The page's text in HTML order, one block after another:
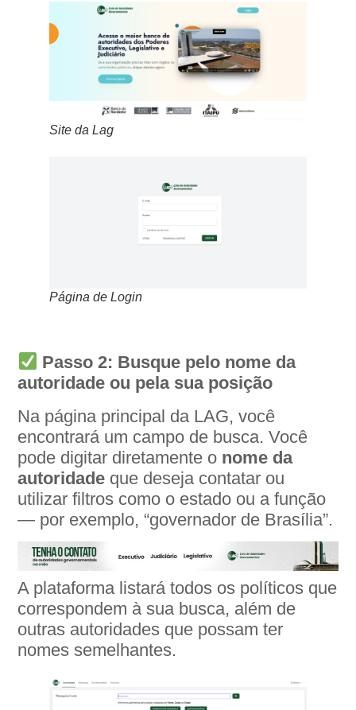
Site da Lag
Página de Login
Passo 2: Busque pelo nome da
autoridade ou pela sua posição
Na página principal da LAG, você
encontrará um campo de busca. Você
pode digitar diretamente o nome da
autoridade que deseja contatar ou
utilizar filtros como o estado ou a função
— por exemplo, “governador de Brasília”.
A plataforma listará todos os políticos que
correspondem à sua busca, além de
outras autoridades que possam ter
nomes semelhantes.